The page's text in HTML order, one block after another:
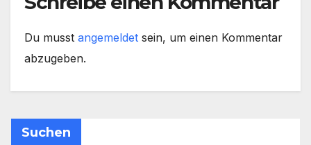
Du musst angemeldet sein, um einen Kommentar
abzugeben.
Suchen